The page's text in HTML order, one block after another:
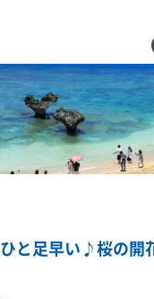
ひと足早い♪桜の開